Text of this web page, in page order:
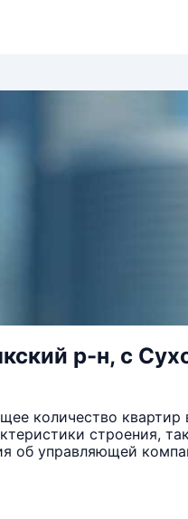
р-н, с
количество квартир
строения,
об управляющей